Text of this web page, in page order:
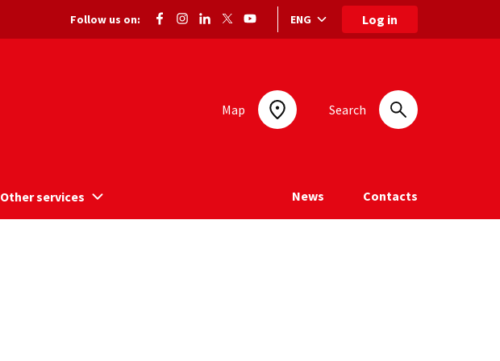
Follow us on: Language selection: selected language
ENG Log in
Map Search
Other services News Contacts